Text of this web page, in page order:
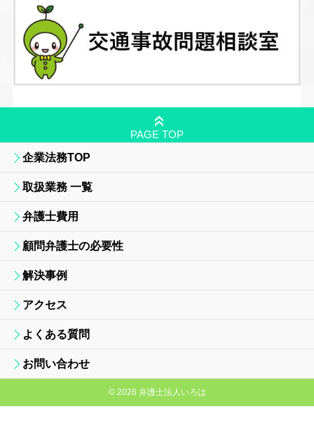
»
PAGE TOP
企業法務TOP
取扱業務 一覧
弁護士費用
顧問弁護士の必要性
解決事例
アクセス
よくある質問
お問い合わせ
© 2026 弁護士法人いろは